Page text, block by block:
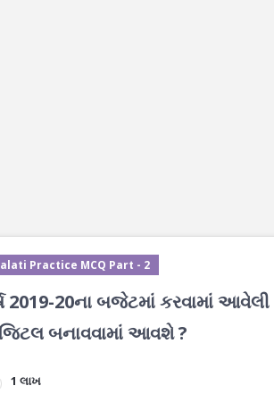
Practice MCQ Part - 2
2019-20ના બજેટમાં કરવામાં
બનાવવામાં આવશે ?
1 લાખ